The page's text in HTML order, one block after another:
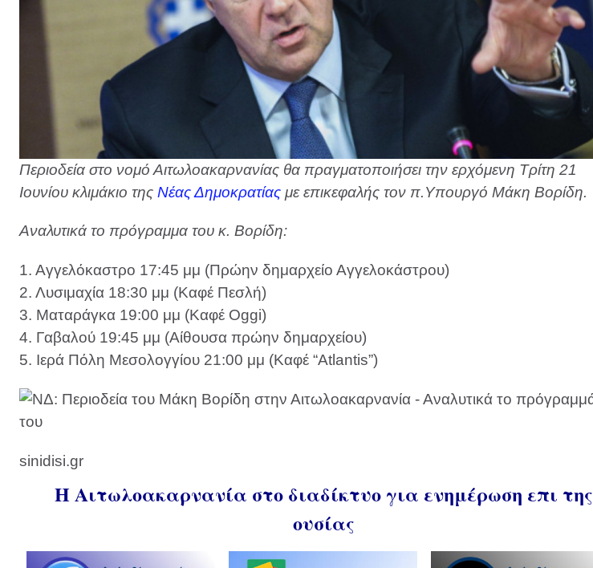
Περιοδεία στο νομό Αιτωλοακαρνανίας θα πραγματοποιήσει την ερχόμενη Τρίτη 21
Ιουνίου κλιμάκιο της Νέας Δημοκρατίας με επικεφαλής τον π.Υπουργό Μάκη Βορίδη.
Αναλυτικά το πρόγραμμα του κ. Βορίδη:
1. Αγγελόκαστρο 17:45 μμ (Πρώην δημαρχείο Αγγελοκάστρου)
2. Λυσιμαχία 18:30 μμ (Καφέ Πεσλή)
3. Ματαράγκα 19:00 μμ (Καφέ Oggi)
4. Γαβαλού 19:45 μμ (Αίθουσα πρώην δημαρχείου)
5. Ιερά Πόλη Μεσολογγίου 21:00 μμ (Καφέ “Atlantis”)
sinidisi.gr
Η Αιτωλοακαρνανία στο διαδίκτυο για ενημέρωση επι της
ουσίας